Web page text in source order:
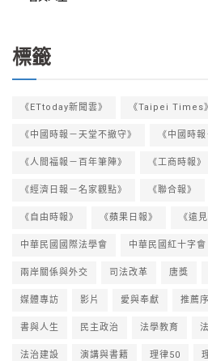
標籤
《ETtoday新聞雲》 《Taipei Times》
《中國時報－天堂不撤守》 《中國時
《人間福報－百年筆陣》 《工商時報》
《經濟日報－名家觀點》 《聯合報》
《自由時報》 《蘋果日報》 《遠
中華民國國際法學會 中華民國紅十字會
兩岸關係與外交 司法改革 唐獎
媒體專訪 影片 愛與奉獻 推薦序
書與人生 民主政治 法學教育
法治建設 演講與書籍 理律50